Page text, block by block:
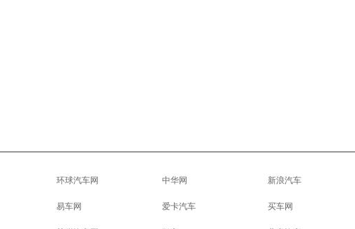
环球汽车网 中华网 新浪汽车
易车网 爱卡汽车 买车网